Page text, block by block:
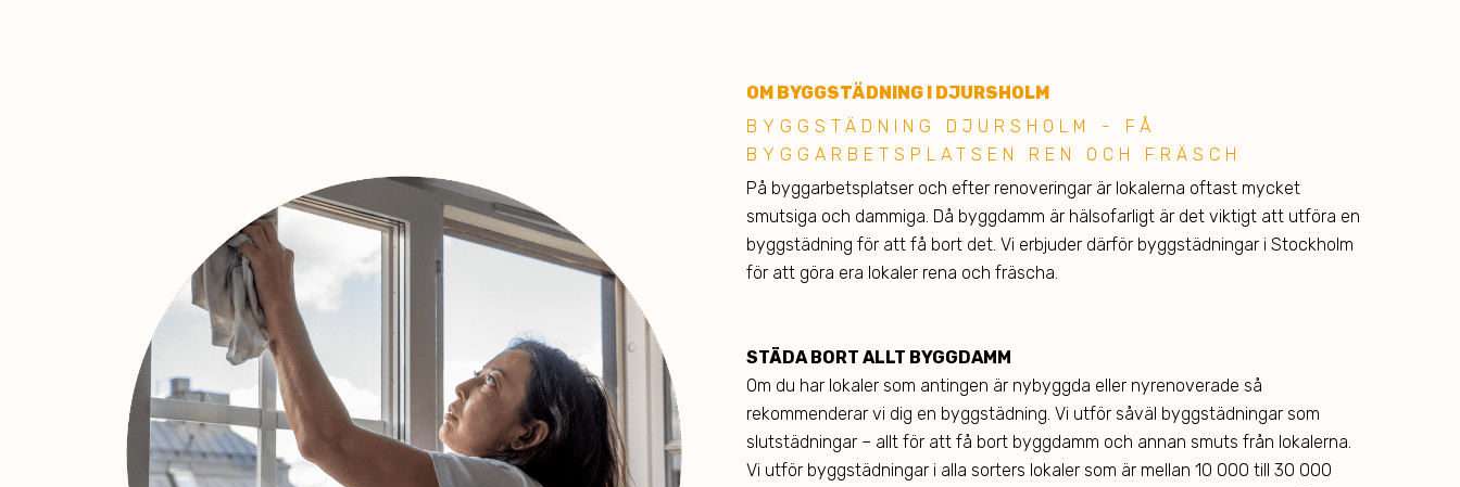
OM BYGGSTÄDNING I DJURSHOLM
BYGGSTÄDNING DJURSHOLM - FÅ
BYGGARBETSPLATSEN REN OCH FRÄSCH
På byggarbetsplatser och efter renoveringar är lokalerna oftast mycket
smutsiga och dammiga. Då byggdamm är hälsofarligt är det viktigt att utföra en
byggstädning för att få bort det. Vi erbjuder därför byggstädningar i Stockholm
för att göra era lokaler rena och fräscha.
STÄDA BORT ALLT BYGGDAMM
Om du har lokaler som antingen är nybyggda eller nyrenoverade så
rekommenderar vi dig en byggstädning. Vi utför såväl byggstädningar som
slutstädningar – allt för att få bort byggdamm och annan smuts från lokalerna.
Vi utför byggstädningar i alla sorters lokaler som är mellan 10 000 till 30 000